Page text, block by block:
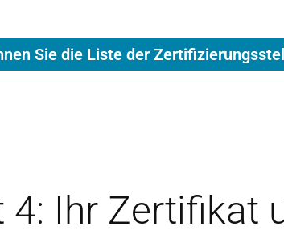
Sie die Liste der
4: Ihr Zertifikat